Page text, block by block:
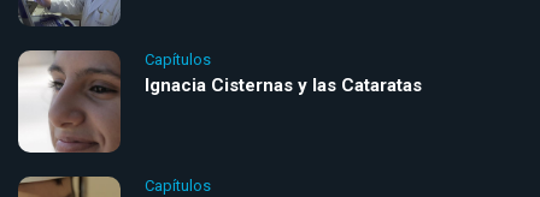
Capítulos
Ignacia Cisternas y las Cataratas
Capítulos